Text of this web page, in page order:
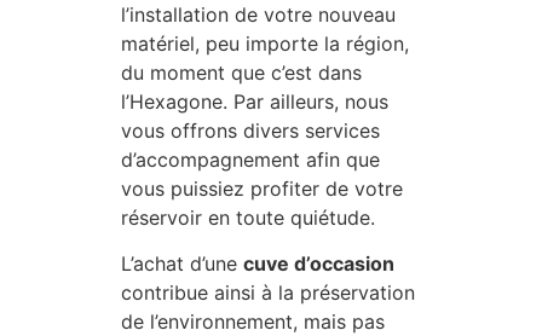
l’installation de votre nouveau
matériel, peu importe la région,
du moment que c’est dans
l’Hexagone. Par ailleurs, nous
vous offrons divers services
d’accompagnement afin que
vous puissiez profiter de votre
réservoir en toute quiétude.
L’achat d’une cuve d’occasion
contribue ainsi à la préservation
de l’environnement, mais pas